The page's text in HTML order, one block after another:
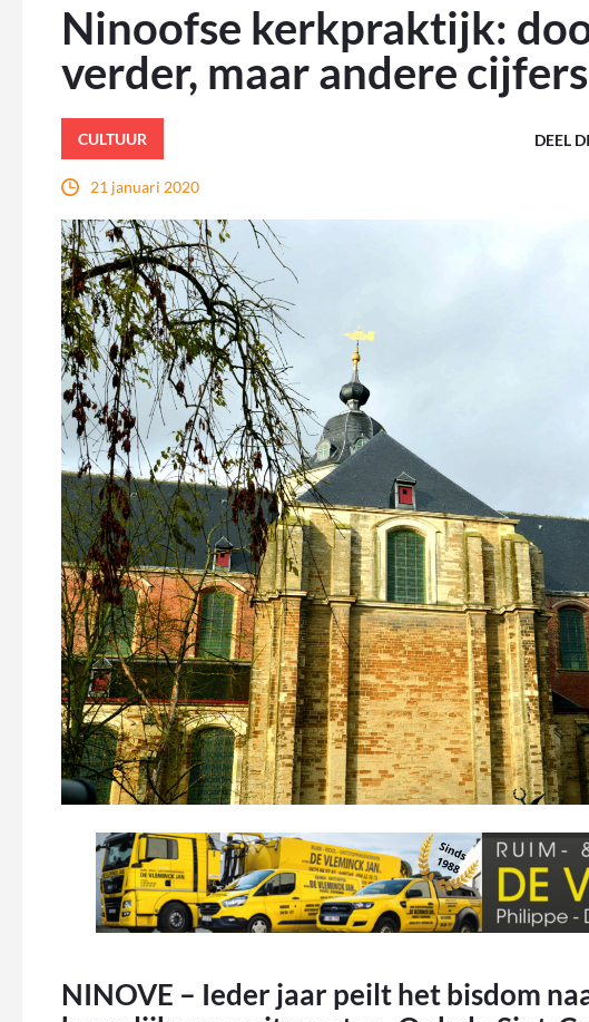
Ninoofse kerkpraktijk:
verder, maar andere
CULTUUR
21 januari 2020
DEEL
NINOVE – Ieder jaar peilt het bisdom